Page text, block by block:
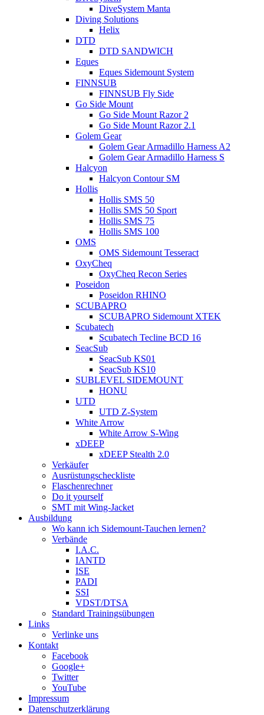
DiveSystem Manta
Diving Solutions
Helix
DTD
DTD SANDWICH
Eques
Eques Sidemount System
FINNSUB
FINNSUB Fly Side
Go Side Mount
Go Side Mount Razor 2
Go Side Mount Razor 2.1
Golem Gear
Golem Gear Armadillo Harness A2
Golem Gear Armadillo Harness S
Halcyon
Halcyon Contour SM
Hollis
Hollis SMS 50
Hollis SMS 50 Sport
Hollis SMS 75
Hollis SMS 100
OMS
OMS Sidemount Tesseract
OxyCheq
OxyCheq Recon Series
Poseidon
Poseidon RHINO
SCUBAPRO
SCUBAPRO Sidemount XTEK
Scubatech
Scubatech Tecline BCD 16
SeacSub
SeacSub KS01
SeacSub KS10
SUBLEVEL SIDEMOUNT
HONU
UTD
UTD Z-System
White Arrow
White Arrow S-Wing
xDEEP
xDEEP Stealth 2.0
Verkäufer
Ausrüstungscheckliste
Flaschenrechner
Do it yourself
SMT mit Wing-Jacket
Ausbildung
Wo kann ich Sidemount-Tauchen lernen?
Verbände
I.A.C.
IANTD
ISE
PADI
SSI
VDST/DTSA
Standard Trainingsübungen
Links
Verlinke uns
Kontakt
Facebook
Google+
Twitter
YouTube
Impressum
Datenschutzerklärung